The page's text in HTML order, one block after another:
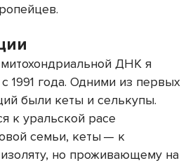
ДНК я
1991 года. Одними из первых
были кеты и селькупы.
к уральской расе
семьи, кеты — к
но проживающему на